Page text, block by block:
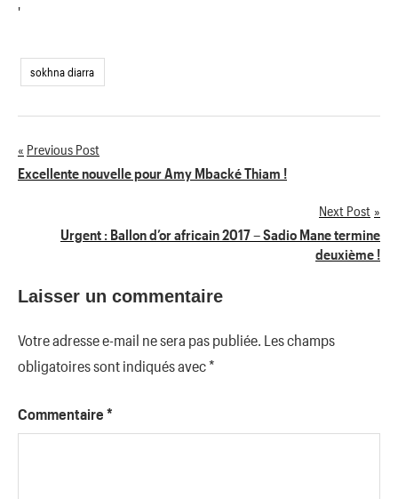
'
sokhna diarra
Navigation
l’article
Previous Post
Excellente nouvelle pour Amy Mbacké Thiam !
Next Post
Urgent : Ballon d’or africain 2017 – Sadio Mane termine
deuxième !
Laisser un commentaire
Votre adresse e-mail ne sera pas publiée. Les champs
obligatoires sont indiqués avec*
Commentaire *